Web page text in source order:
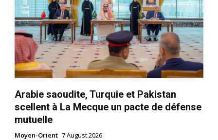
S'ABONNER MAINTENANT
Insight Publications
À propos
Nous contacter
Formules d’abonnement
Arabie saoudite, Turquie et Pakistan
scellent à La Mecque un pacte de défense
mutuelle
Moyen-Orient 7 August 2026